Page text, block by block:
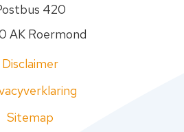
420
AK Roermond
Disclaimer
Sitemap